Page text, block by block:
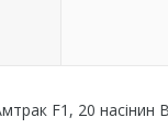
F1, 20 насінин